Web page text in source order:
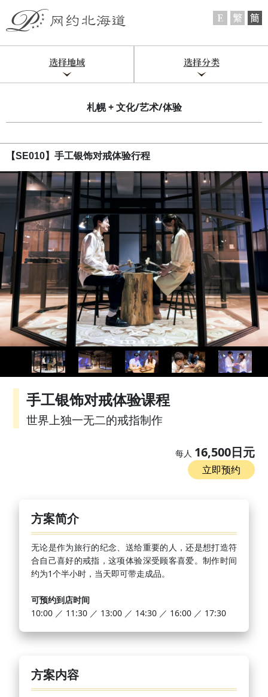
选择地域 选择分类
札幌 + 文化/艺术/体验
【SE010】手工银饰对戒体验行程
手工银饰对戒体验课程
世界上独一无二的戒指制作
每人 16,500日元
立即预约
方案简介
无论是作为旅行的纪念、送给重要的人，还是想打造符
合自己喜好的戒指，这项体验深受顾客喜爱。制作时间
约为1个半小时，当天即可带走成品。
可预约到店时间
10:00 ／ 11:30 ／ 13:00 ／ 14:30 ／ 16:00 ／ 17:30
方案内容